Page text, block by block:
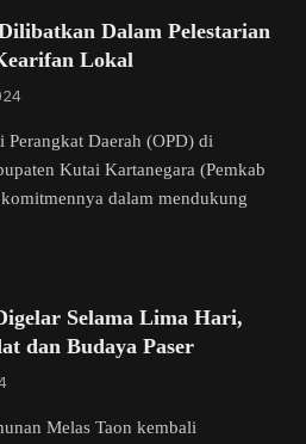
Dalam Pelestarian
Lokal
Perangkat Daerah (OPD) di
Kutai Kartanegara (Pemkab
dalam mendukung
Selama Lima Hari,
dan Budaya Paser
Melas Taon kembali